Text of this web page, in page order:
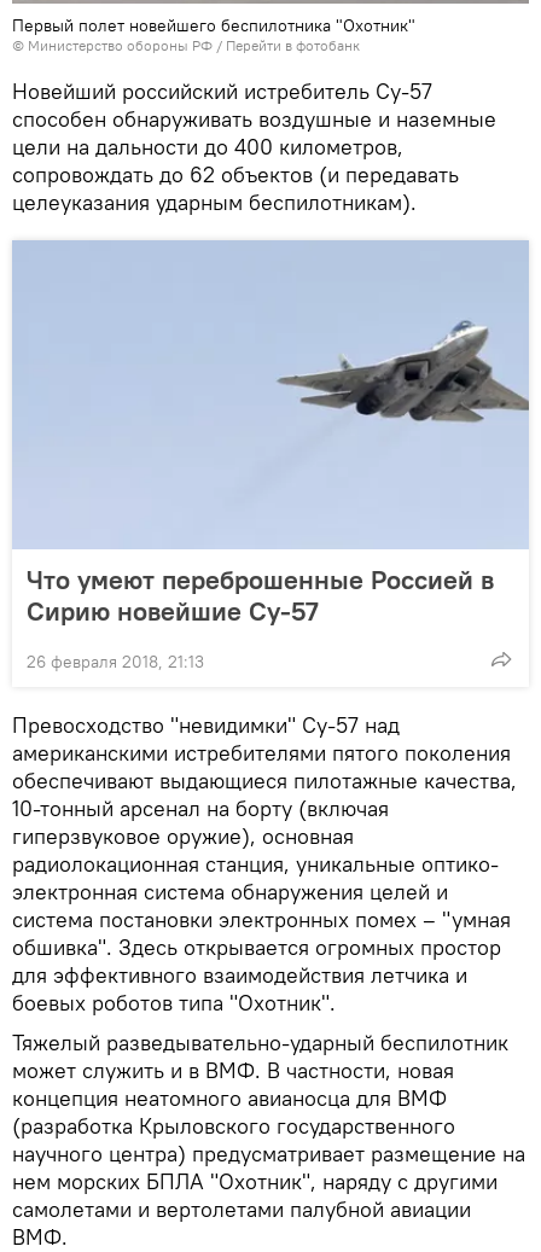
Первый полет новейшего беспилотника "Охотник"
© Министерство обороны РФ / Перейти в фотобанк
Новейший российский истребитель Су-57
способен обнаруживать воздушные и наземные
цели на дальности до 400 километров,
сопровождать до 62 объектов (и передавать
целеуказания ударным беспилотникам).
Что умеют переброшенные Россией в
Сирию новейшие Су-57
26 февраля 2018, 21:13
Превосходство "невидимки" Су-57 над
американскими истребителями пятого поколения
обеспечивают выдающиеся пилотажные качества,
10-тонный арсенал на борту (включая
гиперзвуковое оружие), основная
радиолокационная станция, уникальные оптико-
электронная система обнаружения целей и
система постановки электронных помех – "умная
обшивка". Здесь открывается огромных простор
для эффективного взаимодействия летчика и
боевых роботов типа "Охотник".
Тяжелый разведывательно-ударный беспилотник
может служить и в ВМФ. В частности, новая
концепция неатомного авианосца для ВМФ
(разработка Крыловского государственного
научного центра) предусматривает размещение на
нем морских БПЛА "Охотник", наряду с другими
самолетами и вертолетами палубной авиации
ВМФ.